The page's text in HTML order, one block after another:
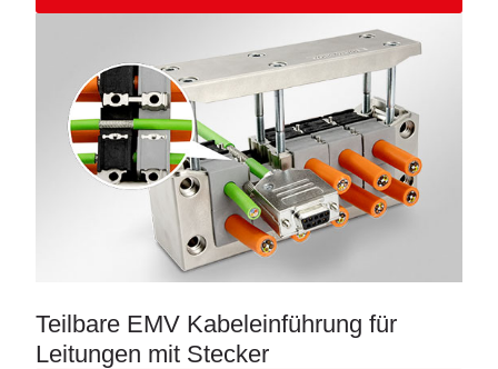
Teilbare EMV Kabeleinführung für
Leitungen mit Stecker